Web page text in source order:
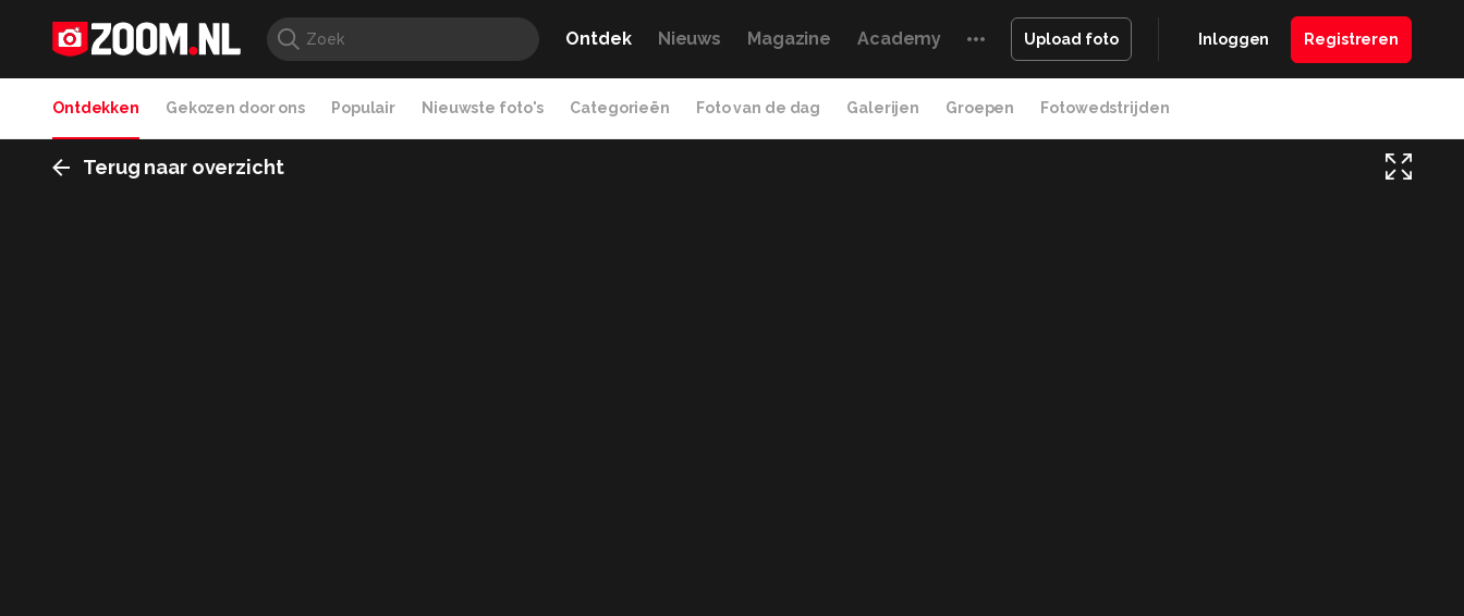
Ontdek Nieuws Magazine Academy Upload foto Inloggen Registreren
Ontdekken Gekozen door ons Populair Nieuwste foto's Categorieën Foto van de dag Galerijen Groepen Fotowedstrijden
Terug naar overzicht